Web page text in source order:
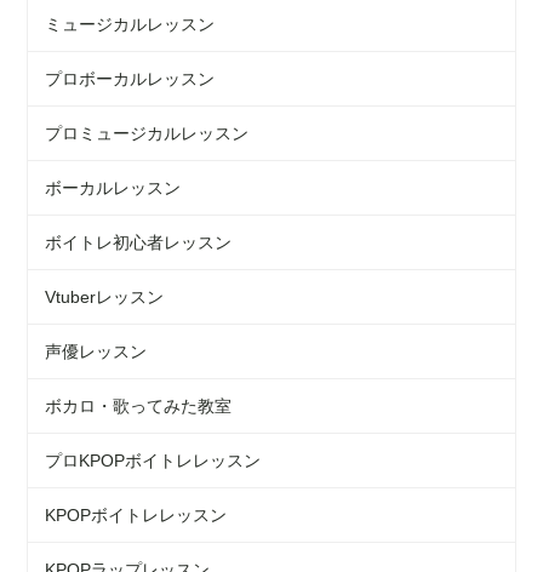
ミュージカルレッスン
プロボーカルレッスン
プロミュージカルレッスン
ボーカルレッスン
ボイトレ初心者レッスン
Vtuberレッスン
声優レッスン
ボカロ・歌ってみた教室
プロKPOPボイトレレッスン
KPOPボイトレレッスン